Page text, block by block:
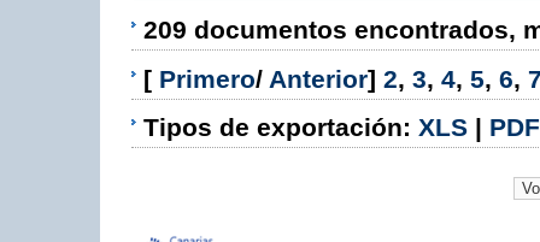
209 documentos encontrados,
[ Primero/ Anterior] 2, 3, 4, 5, 6,
Tipos de exportación: XLS | PDF